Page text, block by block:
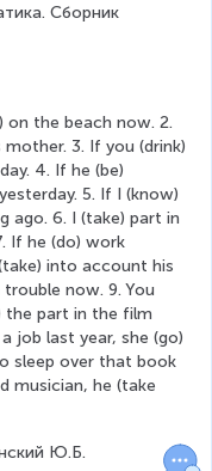
Сборник
on the beach now. 2.
3. If you (drink)
4. If he (be)
5. If I (know)
ago. 6. I (take) part in
If he (do) work
into account his
now. 9. You
the part in the film
job last year, she (go)
sleep over that book
musician, he (take
Ю.Б.